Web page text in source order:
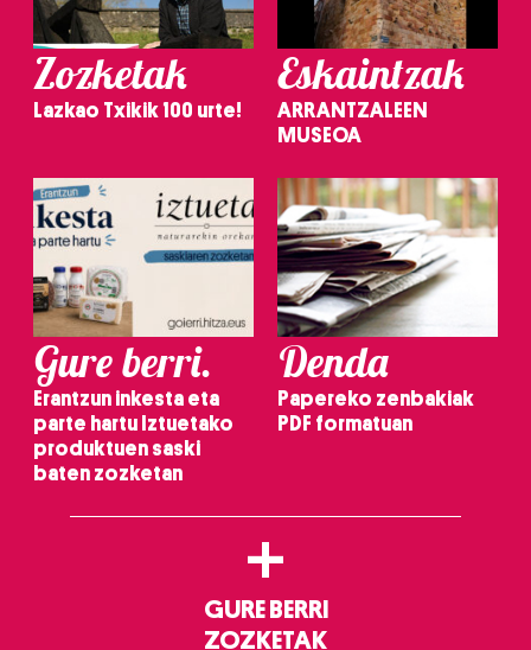
Zozketak
Lazkao Txikik 100 urte!
Eskaintzak
ARRANTZALEEN
MUSEOA
Gure berri.
Erantzun inkesta eta
parte hartu Iztuetako
produktuen saski
baten zozketan
Denda
Papereko zenbakiak
PDF formatuan
+
GURE BERRI
ZOZKETAK